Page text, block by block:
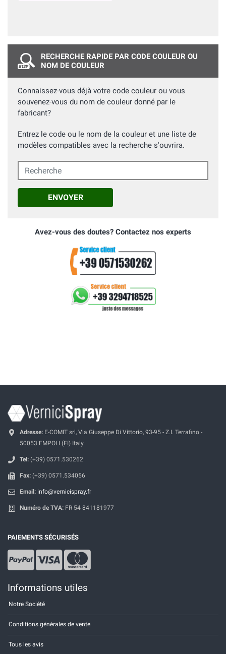
RECHERCHE RAPIDE PAR CODE COULEUR OU
NOM DE COULEUR
Connaissez-vous déjà votre code couleur ou vous
souvenez-vous du nom de couleur donné par le
fabricant?
Entrez le code ou le nom de la couleur et une liste de
modèles compatibles avec la recherche s'ouvrira.
Recherche
ENVOYER
Avez-vous des doutes? Contactez nos experts
Adresse: E-COMIT srl, Via Giuseppe Di Vittorio, 93-95 - Z.I. Terrafino -
50053 EMPOLI (FI) Italy
Tel: (+39) 0571.530262
Fax: (+39) 0571.534056
Email: info@vernicispray.fr
Numéro de TVA: FR 54 841181977
PAIEMENTS SÉCURISÉS
Informations utiles
Notre Société
Conditions générales de vente
Tous les avis